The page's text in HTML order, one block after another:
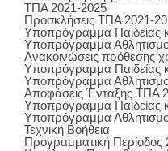
ΤΠΑ 2021-2025
Προσκλήσεις ΤΠΑ 2021-
Υποπρόγραμμα Παιδείας
Υποπρόγραμμα
Ανακοινώσεις πρόθεσης
Υποπρόγραμμα Παιδείας
Υποπρόγραμμα
Αποφάσεις Ένταξης ΤΠΑ
Υποπρόγραμμα Παιδείας
Υποπρόγραμμα
Τεχνική Βοήθεια
Προγραμματική Περίοδος